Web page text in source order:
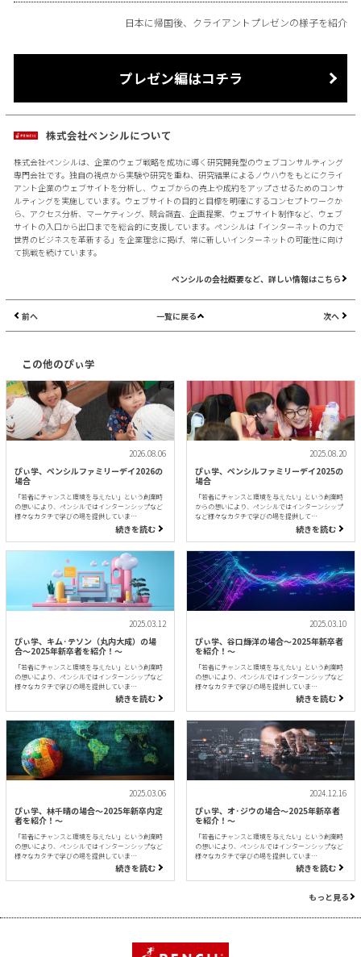
日本に帰国後、クライアントプレゼンの様子を紹介
プレゼン編はコチラ
株式会社ペンシルについて
株式会社ペンシルは、企業のウェブ戦略を成功に導く研究開発型のウェブコンサルティング
専門会社です。独自の視点から実験や研究を重ね、研究結果によるノウハウをもとにクライ
アント企業のウェブサイトを分析し、ウェブからの売上や成約をアップさせるためのコンサ
ルティングを実施しています。ウェブサイトの目的と目標を明確にするコンセプトワークか
ら、アクセス分析、マーケティング、競合調査、企画提案、ウェブサイト制作など、ウェブ
サイトの入口から出口までを総合的に支援しています。ペンシルは「インターネットの力で
世界のビジネスを革新する」を企業理念に掲げ、常に新しいインターネットの可能性に向け
て挑戦を続けています。
ペンシルの会社概要など、詳しい情報はこちら
前へ 一覧に戻る 次へ
この他のぴぃ学
2026.08.06
ぴぃ学、ペンシルファミリーデイ2026の
場合
「若者にチャンスと環境を与えたい」という創業時
の想いにより、ペンシルではインターンシップなど
様々なカタチで学びの場を提供していま…
続きを読む
2025.08.20
ぴぃ学、ペンシルファミリーデイ2025の
場合
「若者にチャンスと環境を与えたい」という創業時
からの想いにより、ペンシルではインターンシップ
など様々なカタチで学びの場を提供して…
続きを読む
2025.03.12
ぴぃ学、キム·テソン（丸内大成）の場
合〜2025年新卒者を紹介！〜
「若者にチャンスと環境を与えたい」という創業時
の想いにより、ペンシルではインターンシップなど
様々なカタチで学びの場を提供していま…
続きを読む
2025.03.10
ぴぃ学、谷口輝洋の場合〜2025年新卒者
を紹介！〜
「若者にチャンスと環境を与えたい」という創業時
の想いにより、ペンシルではインターンシップなど
様々なカタチで学びの場を提供していま…
続きを読む
2025.03.06
ぴぃ学、林千晴の場合〜2025年新卒内定
者を紹介！〜
「若者にチャンスと環境を与えたい」という創業時
の想いにより、ペンシルではインターンシップなど
様々なカタチで学びの場を提供していま…
続きを読む
2024.12.16
ぴぃ学、オ·ジウの場合〜2025年新卒者
を紹介！〜
「若者にチャンスと環境を与えたい」という創業時
の想いにより、ペンシルではインターンシップなど
様々なカタチで学びの場を提供していま…
続きを読む
もっと見る